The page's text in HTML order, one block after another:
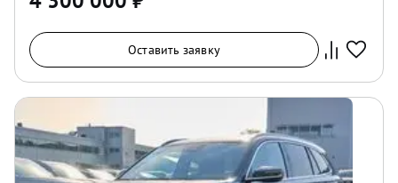
Оставить заявку